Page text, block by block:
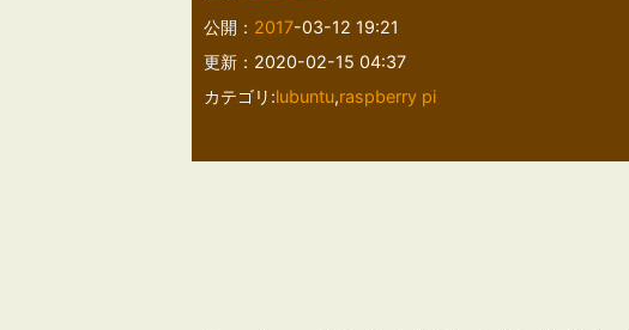
公開： 2017-03-12 19:21
更新：2020-02-15 04:37
カテゴリ:lubuntu,raspberry pi